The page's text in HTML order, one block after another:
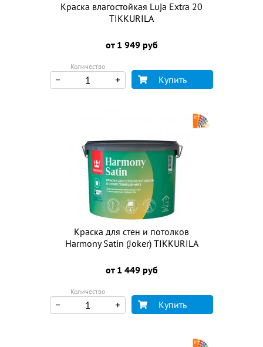
Краска влагостойкая Luja Extra 20
TIKKURILA
от 1 949 руб
Количество
Купить
Краска для стен и потолков
Harmony Satin (Joker) TIKKURILA
от 1 449 руб
Количество
Купить